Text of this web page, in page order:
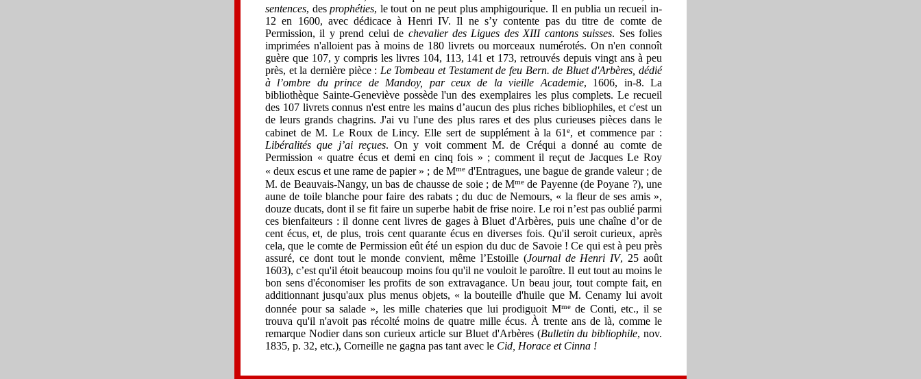
sentences, desprophéties, le tout on ne peut plus amphigourique. Il en publia un recueil in-
12 en 1600, avec dédicace à Henri IV. Il ne s’y contente pas du titre de comte de
Permission, il y prend celui de chevalier des Ligues des XIII cantons suisses. Ses folies
imprimées n'alloient pas à moins de 180 livrets ou morceaux numérotés. On n'en connoît
guère que 107, y compris les livres 104, 113, 141 et 173, retrouvés depuis vingt ans à peu
près, et la dernière pièce : Le Tombeau et Testament de feu Bern. de Bluet d'Arbères, dédié
à l’ombre du prince de Mandoy, par ceux de la vieille Academie,
1606, in-8. La
bibliothèque Sainte-Geneviève possède l'un des exemplaires les plus complets. Le recueil
des 107 livrets connus n'est entre les mains d’aucun des plus riches bibliophiles, et c'est un
de leurs grands chagrins. J'ai vu l'une des plus rares et des plus curieuses pièces dans le
cabinet de M. Le Roux de Lincy. Elle sert de supplément à la 61e, et commence par :
Libéralités que j’ai reçues. On y voit comment M. de Créqui a donné au comte de
Permission « quatre écus et demi en cinq fois » ; comment il reçut de Jacques Le Roy
« deux escus et une rame de papier » ; de Mmed'Entragues, une bague de grande valeur ; de
M. de Beauvais-Nangy, un bas de chausse de soie ; de Mmede Payenne (de Poyane ?), une
aune de toile blanche pour faire des rabats ; du duc de Nemours, « la fleur de ses amis »,
douze ducats, dont il se fit faire un superbe habit de frise noire. Le roi n’est pas oublié parmi
ces bienfaiteurs : il donne cent livres de gages à Bluet d'Arbères, puis une chaîne d’or de
cent écus, et, de plus, trois cent quarante écus en diverses fois. Qu'il seroit curieux, après
cela, que le comte de Permission eût été un espion du duc de Savoie ! Ce qui est à peu près
assuré, ce dont tout le monde convient, même l’Estoille (Journal de Henri IV, 25 août
1603), c’est qu'il étoit beaucoup moins fou qu'il ne vouloit le paroître. Il eut tout au moins le
bon sens d'économiser les profits de son extravagance. Un beau jour, tout compte fait, en
additionnant jusqu'aux plus menus objets, « la bouteille d'huile que M. Cenamy lui avoit
donnée pour sa salade », les mille chateries que lui prodiguoit Mmede Conti, etc., il se
trouva qu'il n'avoit pas récolté moins de quatre mille écus. À trente ans de là, comme le
remarque Nodier dans son curieux article sur Bluet d'Arbères (Bulletin du bibliophile, nov.
1835, p. 32, etc.), Corneille ne gagna pas tant avec le Cid, Horace et Cinna !